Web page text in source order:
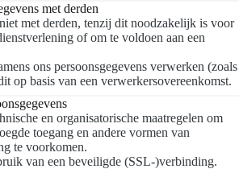
met derden
met derden, tenzij dit noodzakelijk is voor
of om te voldoen aan een
ons persoonsgegevens verwerken (zoals
op basis van een verwerkersovereenkomst.
en organisatorische maatregelen om
toegang en andere vormen van
te voorkomen.
van een beveiligde (SSL-)verbinding.